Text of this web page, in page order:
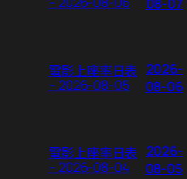
電影上座率日表
– 2026-08-05
2026-
08-06
電影上座率日表
– 2026-08-04
2026-
08-05